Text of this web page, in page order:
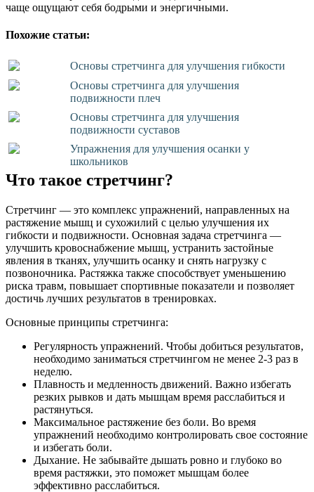
чаще ощущают себя бодрыми и энергичными.
Похожие статьи:
Основы стретчинга для улучшения гибкости
Основы стретчинга для улучшения
подвижности плеч
Основы стретчинга для улучшения
подвижности суставов
Упражнения для улучшения осанки у
школьников
Что такое стретчинг?
Стретчинг — это комплекс упражнений, направленных на
растяжение мышц и сухожилий с целью улучшения их
гибкости и подвижности. Основная задача стретчинга —
улучшить кровоснабжение мышц, устранить застойные
явления в тканях, улучшить осанку и снять нагрузку с
позвоночника. Растяжка также способствует уменьшению
риска травм, повышает спортивные показатели и позволяет
достичь лучших результатов в тренировках.
Основные принципы стретчинга:
Регулярность упражнений. Чтобы добиться результатов,
необходимо заниматься стретчингом не менее 2-3 раз в
неделю.
Плавность и медленность движений. Важно избегать
резких рывков и дать мышцам время расслабиться и
растянуться.
Максимальное растяжение без боли. Во время
упражнений необходимо контролировать свое состояние
и избегать боли.
Дыхание. Не забывайте дышать ровно и глубоко во
время растяжки, это поможет мышцам более
эффективно расслабиться.